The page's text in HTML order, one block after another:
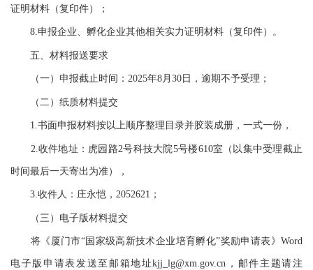
证明材料（复印件）；
8.申报企业、孵化企业其他相关实力证明材料（复印件）。
五、材料报送要求
（一）申报截止时间：2025年8月30日，逾期不予受理；
（二）纸质材料提交
1.书面申报材料按以上顺序整理目录并胶装成册，一式一份，
2.收件地址：虎园路2号科技大院5号楼610室（以集中受理截止
时间最后一天寄出为准），
3.收件人：庄永恺，2052621；
（三）电子版材料提交
将《厦门市“国家级高新技术企业培育孵化”奖励申请表》Word
电子版申请表发送至邮箱地址kjj_lg@xm.gov.cn，邮件主题请注